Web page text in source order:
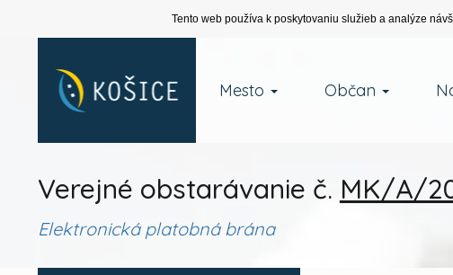
Tento web používa k poskytovaniu služieb a analýze
Mesto Občan
Verejné obstarávanie č. MK/A/
Elektronická platobná brána